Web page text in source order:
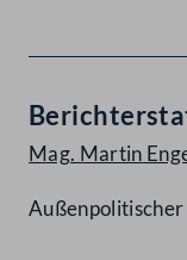
Mag. Martin
Außenpolitischer